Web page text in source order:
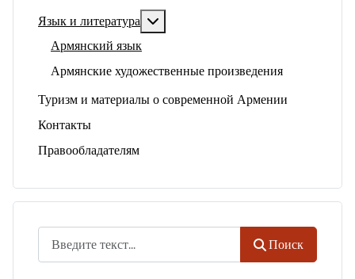
Язык и литература
Армянский язык
Армянские художественные произведения
Туризм и материалы о современной Армении
Контакты
Правообладателям
Поиск